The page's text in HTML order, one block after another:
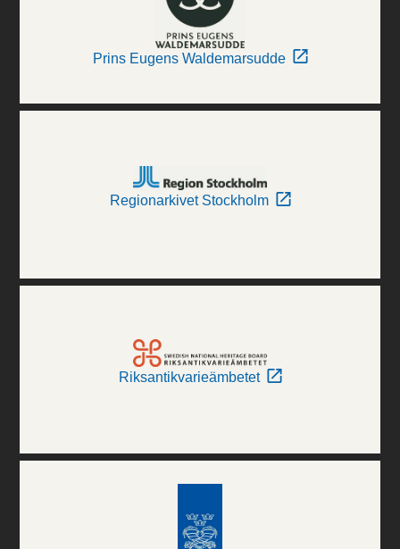
Prins Eugens Waldemarsudde
Regionarkivet Stockholm
Riksantikvarieämbetet